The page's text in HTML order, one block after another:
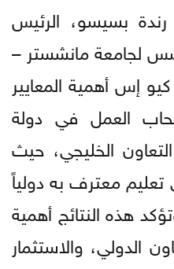
بسيسو، الرئيس
لجامعة مانشستر –
إس أهمية المعايير
العمل في دولة
الخليجي، حيث
معترف به دولياً
هذه النتائج أهمية
الدولي، والاستثمار